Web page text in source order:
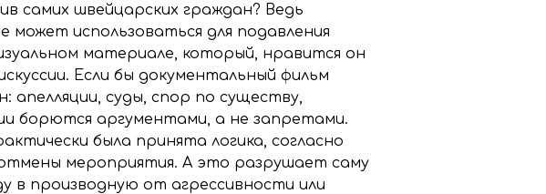
самих швейцарских граждан? Ведь
использоваться для подавления
материале, который, нравится он
Если бы документальный фильм
суды, спор по существу,
борются аргументами, а не запретами.
была принята логика, согласно
мероприятия. А это разрушает саму
в производную от агрессивности или